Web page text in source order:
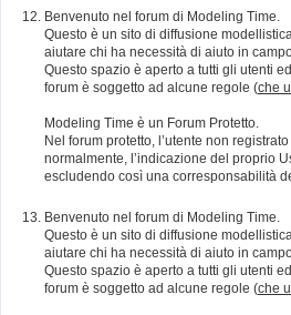
Benvenuto nel forum di Modeling Time.
Questo è un sito di diffusione
aiutare chi ha necessità di aiuto in
Questo spazio è aperto a tutti gli utenti
forum è soggetto ad alcune regole (che
Modeling Time è un Forum Protetto.
Nel forum protetto, l’utente non
normalmente, l’indicazione del proprio
escludendo così una corresponsabilità
Benvenuto nel forum di Modeling Time.
Questo è un sito di diffusione
aiutare chi ha necessità di aiuto in
Questo spazio è aperto a tutti gli utenti
forum è soggetto ad alcune regole (che